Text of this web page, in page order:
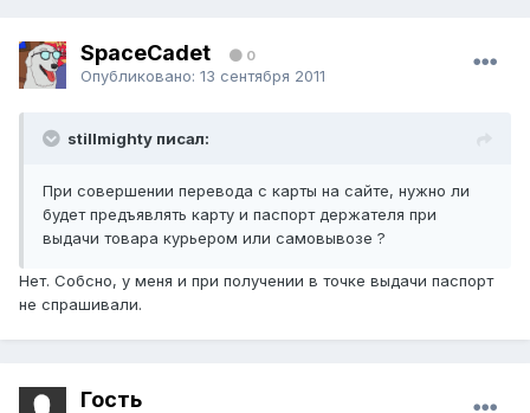
SpaceCadet 0
Опубликовано: 13 сентября 2011
stillmighty писал:
При совершении перевода с карты на сайте, нужно ли
будет предъявлять карту и паспорт держателя при
выдачи товара курьером или самовывозе ?
Нет. Собсно, у меня и при получении в точке выдачи паспорт
не спрашивали.
Гость